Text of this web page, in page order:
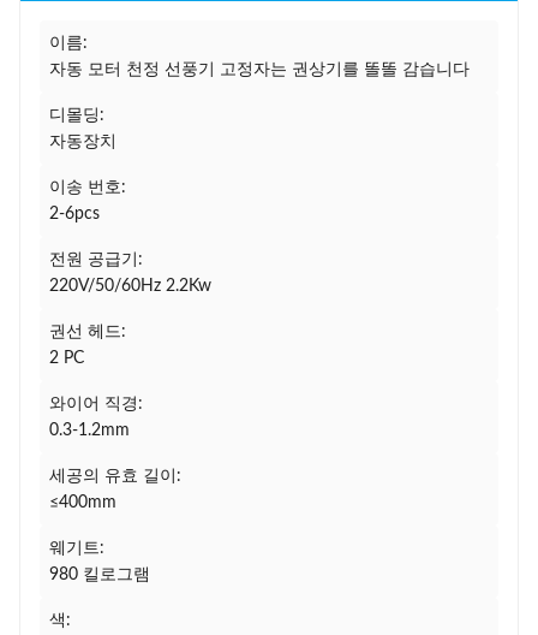
이름:
자동 모터 천정 선풍기 고정자는 권상기를 똘똘 감습니다
디몰딩:
자동장치
이송 번호:
2-6pcs
전원 공급기:
220V/50/60Hz 2.2Kw
권선 헤드:
2 PC
와이어 직경:
0.3-1.2mm
세공의 유효 길이:
≤400mm
웨기트:
980 킬로그램
색: